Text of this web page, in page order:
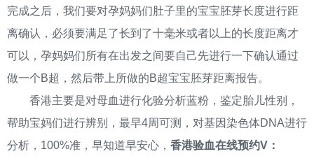
完成之后，我们要对孕妈妈们肚子里的宝宝胚芽长度进行距
离确认，必须要满足了长到了十毫米或者以上的长度距离才
可以，孕妈妈们所有在出发之间要自己先进行一下确认通过
做一个B超，然后带上所做的B超宝宝胚芽距离报告。
香港主要是对母血进行化验分析蓝粉，鉴定胎儿性别，
帮助宝妈们进行辨别，最早4周可测，对基因染色体DNA进行
分析，100%准，早知道早安心， 香港验血在线预约V：